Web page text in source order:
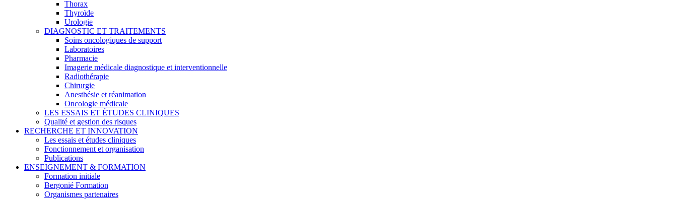
Thorax
Thyroïde
Urologie
DIAGNOSTIC ET TRAITEMENTS
Soins oncologiques de support
Laboratoires
Pharmacie
Imagerie médicale diagnostique et interventionnelle
Radiothérapie
Chirurgie
Anesthésie et réanimation
Oncologie médicale
LES ESSAIS ET ÉTUDES CLINIQUES
Qualité et gestion des risques
RECHERCHE ET INNOVATION
Les essais et études cliniques
Fonctionnement et organisation
Publications
ENSEIGNEMENT & FORMATION
Formation initiale
Bergonié Formation
Organismes partenaires